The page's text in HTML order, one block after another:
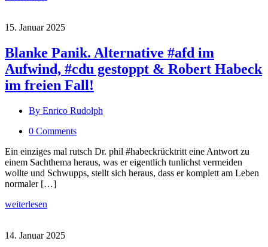
15. Januar 2025
Blanke Panik. Alternative #afd im
Aufwind, #cdu gestoppt & Robert Habeck
im freien Fall!
By Enrico Rudolph
0 Comments
Ein einziges mal rutsch Dr. phil #habeckrücktritt eine Antwort zu
einem Sachthema heraus, was er eigentlich tunlichst vermeiden
wollte und Schwupps, stellt sich heraus, dass er komplett am Leben
normaler […]
weiterlesen
14. Januar 2025